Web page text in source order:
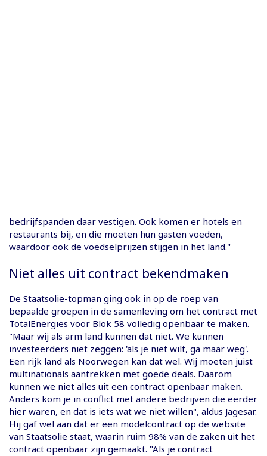
bedrijfspanden daar vestigen. Ook komen er hotels en
restaurants bij, en die moeten hun gasten voeden,
waardoor ook de voedselprijzen stijgen in het land."
Niet alles uit contract bekendmaken
De Staatsolie-topman ging ook in op de roep van
bepaalde groepen in de samenleving om het contract met
TotalEnergies voor Blok 58 volledig openbaar te maken.
"Maar wij als arm land kunnen dat niet. We kunnen
investeerders niet zeggen: 'als je niet wilt, ga maar weg'.
Een rijk land als Noorwegen kan dat wel. Wij moeten juist
multinationals aantrekken met goede deals. Daarom
kunnen we niet alles uit een contract openbaar maken.
Anders kom je in conflict met andere bedrijven die eerder
hier waren, en dat is iets wat we niet willen", aldus Jagesar.
Hij gaf wel aan dat er een modelcontract op de website
van Staatsolie staat, waarin ruim 98% van de zaken uit het
contract openbaar zijn gemaakt. "Als je contract